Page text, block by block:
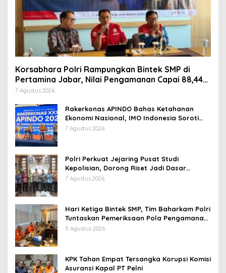
Korsabhara Polri Rampungkan Bintek SMP di
Pertamina Jabar, Nilai Pengamanan Capai 88,44
Persen
7 Agustus 2026
Rakerkonas APINDO Bahas Ketahanan
Ekonomi Nasional, IMO Indonesia Soroti
Pentingnya Kolaborasi Lintas Sektor
7 Agustus 2026
Polri Perkuat Jejaring Pusat Studi
Kepolisian, Dorong Riset Jadi Dasar
Kebijakan dan Inovasi
7 Agustus 2026
Hari Ketiga Bintek SMP, Tim Baharkam Polri
Tuntaskan Pemeriksaan Pola Pengamanan
Pertamina Patra Niaga Jabar
5 Agustus 2026
KPK Tahan Empat Tersangka Korupsi Komisi
Asuransi Kapal PT Pelni